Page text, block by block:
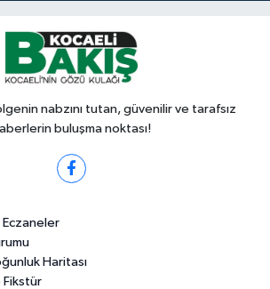
nabzını tutan, güvenilir ve tarafsız
buluşma noktası!
Haritası
Fikstür